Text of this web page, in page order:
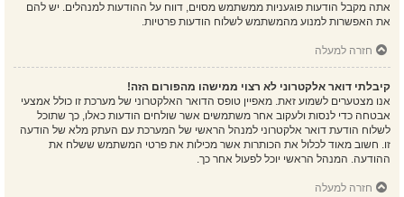
אתה מקבל הודעות פוגעניות ממשתמש מסוים, דווח על ההודעות למנהלים. יש להם
את האפשרות למנוע מהמשתמש לשלוח הודעות פרטיות.
חזרה למעלה
קיבלתי דואר אלקטרוני לא רצוי ממישהו מהפורום הזה!
אנו מצטערים לשמוע זאת. מאפיין טופס הדואר האלקטרוני של מערכת זו כולל אמצעי
אבטחה כדי לנסות ולעקוב אחר משתמשים אשר שולחים הודעות כאלו, כך שתוכל
לשלוח הודעת דואר אלקטרוני למנהל הראשי של המערכת עם העתק מלא של הודעה
זו. חשוב מאוד לכלול את הכותרות אשר מכילות את פרטי המשתמש ששלח את
ההודעה. המנהל הראשי יוכל לפעול אחר כך.
חזרה למעלה